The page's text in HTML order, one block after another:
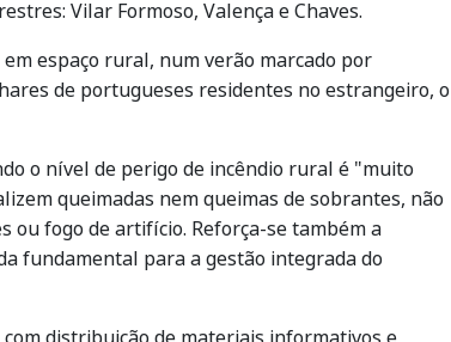
Vilar Formoso, Valença e Chaves.
espaço rural, num verão marcado por
de portugueses residentes no estrangeiro, o
o nível de perigo de incêndio rural é "muito
queimadas nem queimas de sobrantes, não
ou fogo de artifício. Reforça-se também a
fundamental para a gestão integrada do